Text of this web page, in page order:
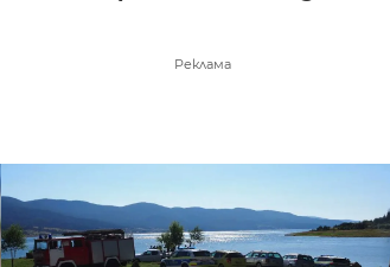
Реклама